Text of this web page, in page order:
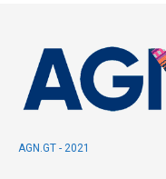
AGN.GT - 2021